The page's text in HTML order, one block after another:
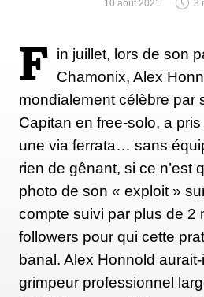
10 août 2021 3
F in juillet, lors de son
Chamonix, Alex
mondialement célèbre par
Capitan en free-solo, a pris
une via ferrata… sans
rien de gênant, si ce n’est
photo de son « exploit »
compte suivi par plus de 2
followers pour qui cette
banal. Alex Honnold
grimpeur professionnel